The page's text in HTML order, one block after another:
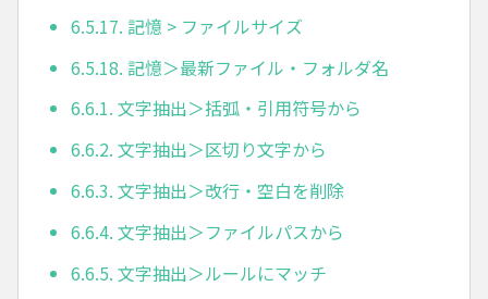
6.5.17. 記憶 > ファイルサイズ
6.5.18. 記憶＞最新ファイル・フォルダ名
6.6.1. 文字抽出＞括弧・引用符号から
6.6.2. 文字抽出＞区切り文字から
6.6.3. 文字抽出＞改行・空白を削除
6.6.4. 文字抽出＞ファイルパスから
6.6.5. 文字抽出＞ルールにマッチ